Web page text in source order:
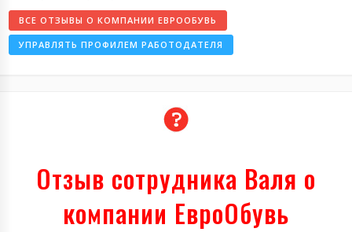
ВСЕ ОТЗЫВЫ О КОМПАНИИ ЕВРООБУВЬ
УПРАВЛЯТЬ ПРОФИЛЕМ РАБОТОДАТЕЛЯ
Отзыв сотрудника Валя о
компании ЕвроОбувь